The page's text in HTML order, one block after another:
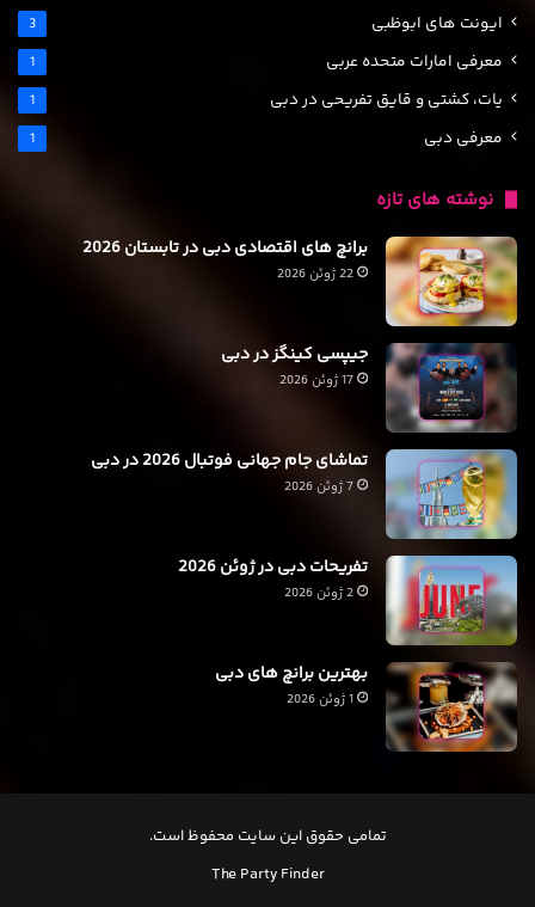
ایونت های ابوظبی 3
معرفی امارات متحده عربی 1
یات، کشتی و قایق تفریحی در دبی 1
معرفی دبی 1
نوشته های تازه
برانچ های اقتصادی دبی در تابستان 2026
22 ژوئن 2026
جیپسی کینگز در دبی
17 ژوئن 2026
تماشای جام جهانی فوتبال 2026 در دبی
7 ژوئن 2026
تفریحات دبی در ژوئن 2026
2 ژوئن 2026
بهترین برانچ های دبی
1 ژوئن 2026
تمامی حقوق این سایت محفوظ است.
The Party Finder